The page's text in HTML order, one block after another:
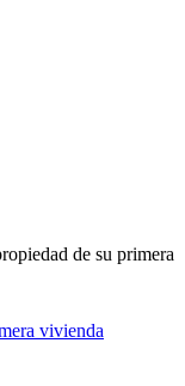
de su primera
vivienda